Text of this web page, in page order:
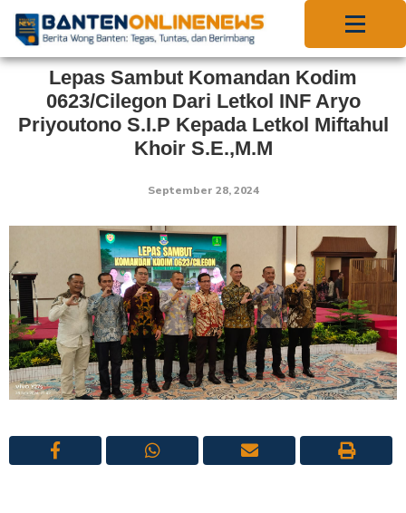
Lepas Sambut Komandan Kodim
0623/Cilegon Dari Letkol INF Aryo
Priyoutono S.I.P Kepada Letkol Miftahul
Khoir S.E.,M.M
September 28, 2024